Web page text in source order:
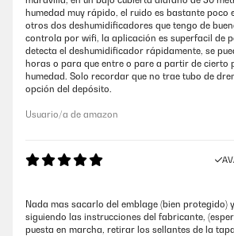
humedad muy rápido, el ruido es bastante poco
otros dos deshumidificadores que tengo de
controla por wifi, la aplicación es superfacil de
detecta el deshumidificador rápidamente, se
horas o para que entre o pare a partir de cierto
humedad. Solo recordar que no trae tubo de
opción del depósito.
Usuario/a de amazon
Nada mas sacarlo del emblage (bien protegido)
siguiendo las instrucciones del fabricante,
puesta en marcha, retirar los sellantes de la